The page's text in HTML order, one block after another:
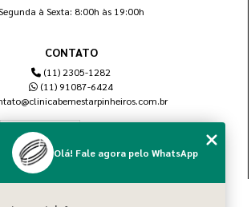
à Sexta: 8:00h às 19:00h
CONTATO
(11) 2305-1282
(11) 91087-6424
Olá! Fale agora pelo WhatsApp